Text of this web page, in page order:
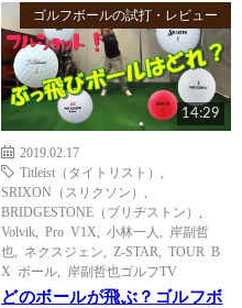
ゴルフボールの試打・レビュー
14:29
2019.02.17
Titleist（タイトリスト）
SRIXON（スリクソン）
BRIDGESTONE（ブリヂストン）
Volvik
Pro V1X 小林一人
岸副哲
也
ネクスジェン Z-STAR
TOUR B
X ボール
岸副哲也ゴルフTV
どのボールが飛ぶ？ゴルフボ